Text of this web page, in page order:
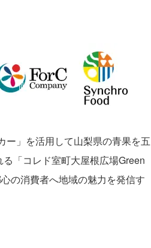
」を活用して山梨県の青果を五
「コレド室町大屋根広場Green
の消費者へ地域の魅力を発信す